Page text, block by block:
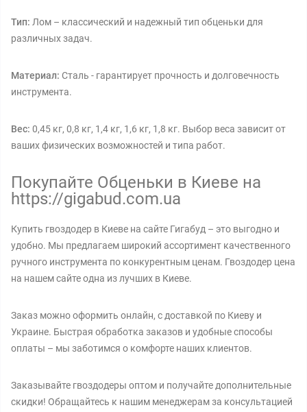
Тип: Лом – классический и надежный тип обценьки для
различных задач.
Материал: Сталь - гарантирует прочность и долговечность
инструмента.
Вес: 0,45 кг, 0,8 кг, 1,4 кг, 1,6 кг, 1,8 кг. Выбор веса зависит от
ваших физических возможностей и типа работ.
Покупайте Обценьки в Киеве на
https://gigabud.com.ua
Купить гвоздодер в Киеве на сайте Гигабуд – это выгодно и
удобно. Мы предлагаем широкий ассортимент качественного
ручного инструмента по конкурентным ценам. Гвоздодер цена
на нашем сайте одна из лучших в Киеве.
Заказ можно оформить онлайн, с доставкой по Киеву и
Украине. Быстрая обработка заказов и удобные способы
оплаты – мы заботимся о комфорте наших клиентов.
Заказывайте гвоздодеры оптом и получайте дополнительные
скидки! Обращайтесь к нашим менеджерам за консультацией